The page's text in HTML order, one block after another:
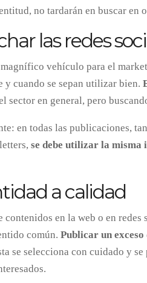
no tardarán en buscar en
las redes
vehículo para el
cuando se sepan utilizar bien.
sector en general, pero
en todas las publicaciones,
se debe utilizar la misma
a calidad
en la web o en redes
común. Publicar un
se selecciona con cuidado y